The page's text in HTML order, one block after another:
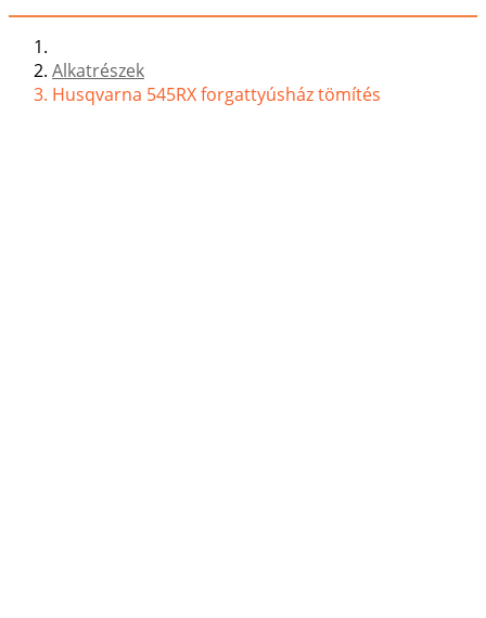
Alkatrészek
Husqvarna 545RX forgattyúsház tömítés